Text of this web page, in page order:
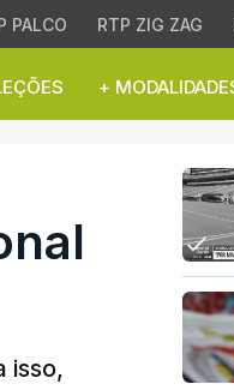
PALCO RTP ZIG ZAG
+
isso,